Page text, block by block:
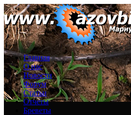
Главная
О нас
Новости
Форум
Статьи
Отчеты
Бреветы